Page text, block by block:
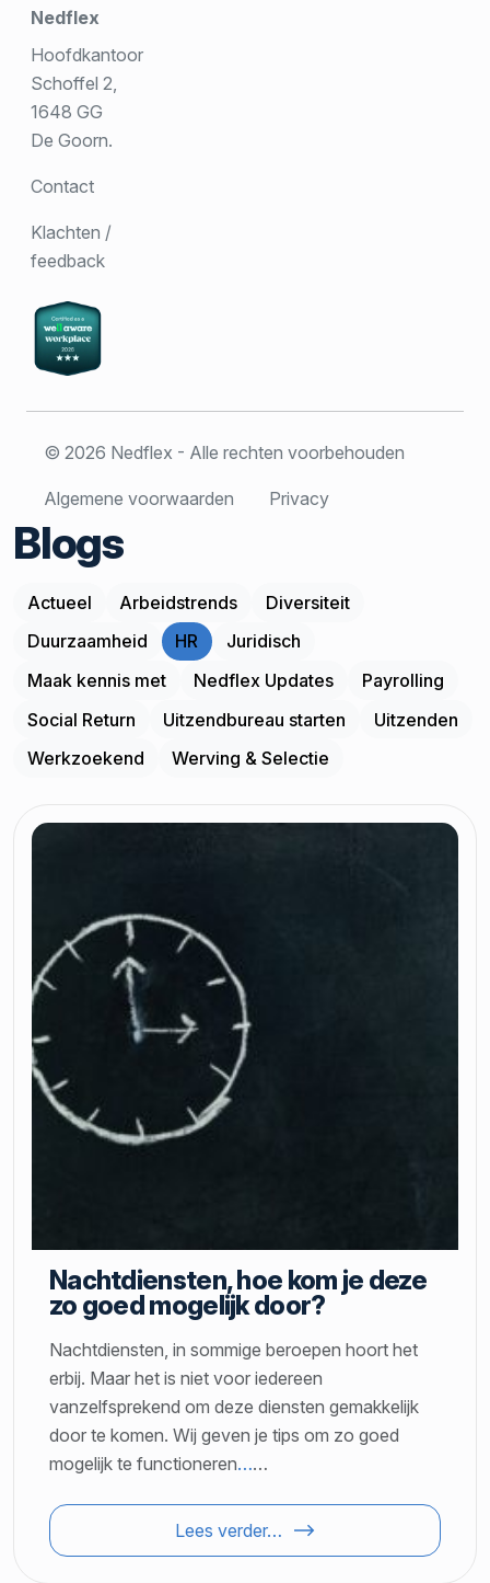
Nedflex
Hoofdkantoor
Schoffel 2,
1648 GG
De Goorn.
Contact
Klachten /
feedback
© 2026 Nedflex - Alle rechten voorbehouden
Algemene voorwaarden Privacy
Blogs
Actueel Arbeidstrends
Diversiteit
Duurzaamheid
HR
Juridisch
Maak kennis met
Nedflex Updates
Payrolling
Social Return
Uitzendbureau starten
Uitzenden
Werkzoekend
Werving & Selectie
Nachtdiensten, hoe kom je deze
zo goed mogelijk door?
Nachtdiensten, in sommige beroepen hoort het
erbij. Maar het is niet voor iedereen
vanzelfsprekend om deze diensten gemakkelijk
door te komen. Wij geven je tips om zo goed
mogelijk te functioneren……
Lees verder…